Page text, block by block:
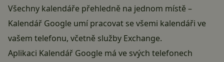
Všechny kalendáře přehledně na jednom místě –
Kalendář Google umí pracovat se všemi kalendáři ve
vašem telefonu, včetně služby Exchange.
Aplikaci Kalendář Google má ve svých telefonech